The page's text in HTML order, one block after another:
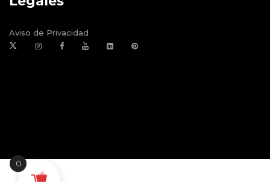
Aviso de Privacidad
0